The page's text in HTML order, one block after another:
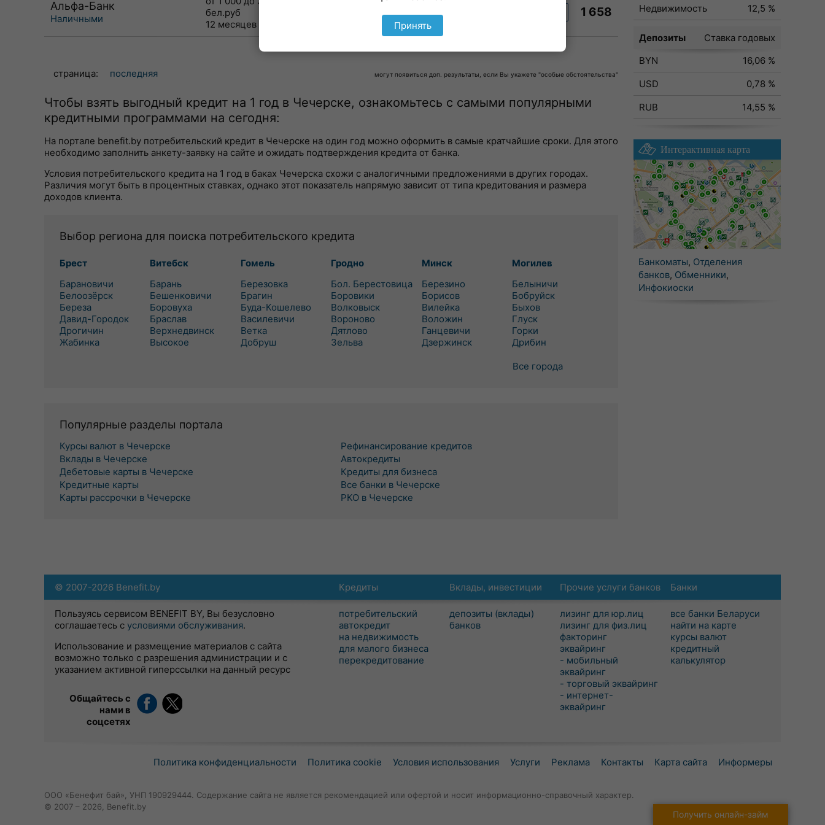
Альфа-Банк
Наличными
бел.руб
12 месяцев
138 бел.руб 18.9 % 1 658
страница: последняя могут появиться доп. результаты, если Вы укажете "особые обстоятельства"
Чтобы взять выгодный кредит на 1 год в Чечерске, ознакомьтесь с самыми популярными
кредитными программами на сегодня:
На портале benefit.by потребительский кредит в Чечерске на один год можно оформить в самые кратчайшие сроки. Для этого
необходимо заполнить анкету-заявку на сайте и ожидать подтверждения кредита от банка.
Условия потребительского кредита на 1 год в баках Чечерска схожи с аналогичными предложениями в других городах.
Различия могут быть в процентных ставках, однако этот показатель напрямую зависит от типа кредитования и размера
доходов клиента.
Выбор региона для поиска потребительского кредита
Брест
Барановичи
Белоозёрск
Береза
Давид-Городок
Дрогичин
Жабинка
Витебск
Барань
Бешенковичи
Боровуха
Браслав
Верхнедвинск
Высокое
Гомель
Березовка
Брагин
Буда-Кошелево
Василевичи
Ветка
Добруш
Гродно
Бол. Берестовица
Боровики
Волковыск
Вороново
Дятлово
Зельва
Минск
Березино
Борисов
Вилейка
Воложин
Ганцевичи
Дзержинск
Могилев
Белыничи
Бобруйск
Быхов
Глуск
Горки
Дрибин
Все города
Популярные разделы портала
Курсы валют в Чечерске
Вклады в Чечерске
Дебетовые карты в Чечерске
Кредитные карты
Карты рассрочки в Чечерске
Рефинансирование кредитов
Автокредиты
Кредиты для бизнеса
Все банки в Чечерске
РКО в Чечерске
Недвижимость
12,5 %
Депозиты
Ставка годовых
BYN
16,06 %
USD
0,78 %
RUB
14,55 %
Интерактивная карта
Банкоматы, Отделения
банков, Обменники,
Инфокиоски
Кредиты
потребительский
автокредит
на недвижимость
для малого бизнеса
перекредитование
Вклады, инвестиции
депозиты (вклады)
банков
Прочие услуги банков
лизинг для юр.лиц
лизинг для физ.лиц
факторинг
эквайринг
- мобильный
эквайринг
- торговый эквайринг
- интернет-
эквайринг
Банки
все банки Беларуси
найти на карте
курсы валют
кредитный
калькулятор
© 2007-2026 Benefit.by
Пользуясь сервисом BENEFIT BY, Вы безусловно
соглашаетесь с условиями обслуживания.
Использование и размещение материалов с сайта
возможно только с разрешения администрации и с
указанием активной гиперссылки на данный ресурс
Общайтесь с
нами в
соцсетях
Политика конфиденциальности Политика cookie Условия использования Услуги Реклама Контакты Карта сайта Информеры
ООО «Бенефит бай», УНП 190929444. Содержание сайта не является рекомендацией или офертой и носит информационно-справочный характер.
© 2007 – 2026, Benefit.by
Получить онлайн-займ
Принять